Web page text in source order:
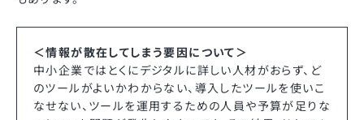
＜情報が散在してしまう要因について＞
中小企業ではとくにデジタルに詳しい人材がおらず、ど
のツールがよいかわからない、導入したツールを使いこ
なせない、ツールを運用するための人員や予算が足りな